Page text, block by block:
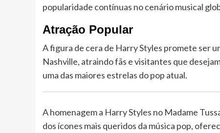
popularidade contínuas no cenário musical
Atração Popular
A figura de cera de Harry Styles promete ser
Nashville, atraindo fãs e visitantes que
uma das maiores estrelas do pop atual.
A homenagem a Harry Styles no Madame
dos ícones mais queridos da música pop,